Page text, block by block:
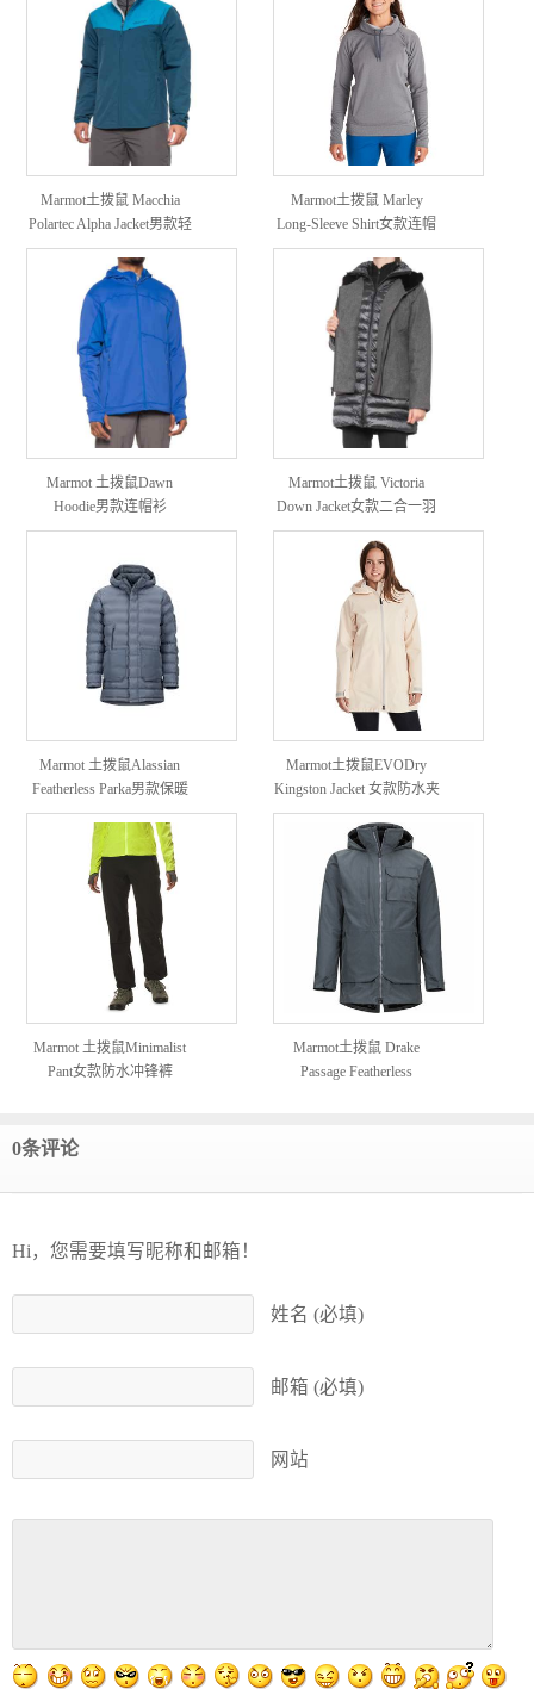
Marmot土拨鼠 Macchia
Polartec Alpha Jacket男款轻
量软壳外套
Marmot土拨鼠 Marley
Long-Sleeve Shirt女款连帽
衫卫衣
Marmot 土拨鼠Dawn
Hoodie男款连帽衫
Marmot土拨鼠 Victoria
Down Jacket女款二合一羽
绒服外套
Marmot 土拨鼠Alassian
Featherless Parka男款保暖
羽绒派克大衣
Marmot土拨鼠EVODry
Kingston Jacket 女款防水夹
克
Marmot 土拨鼠Minimalist
Pant女款防水冲锋裤
Marmot土拨鼠 Drake
Passage Featherless
0条评论
Hi，您需要填写昵称和邮箱！
姓名 (必填)
邮箱 (必填)
网站